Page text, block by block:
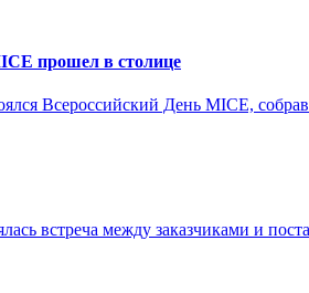
прошел в столице
Всероссийский День MICE,
встреча между заказчиками и